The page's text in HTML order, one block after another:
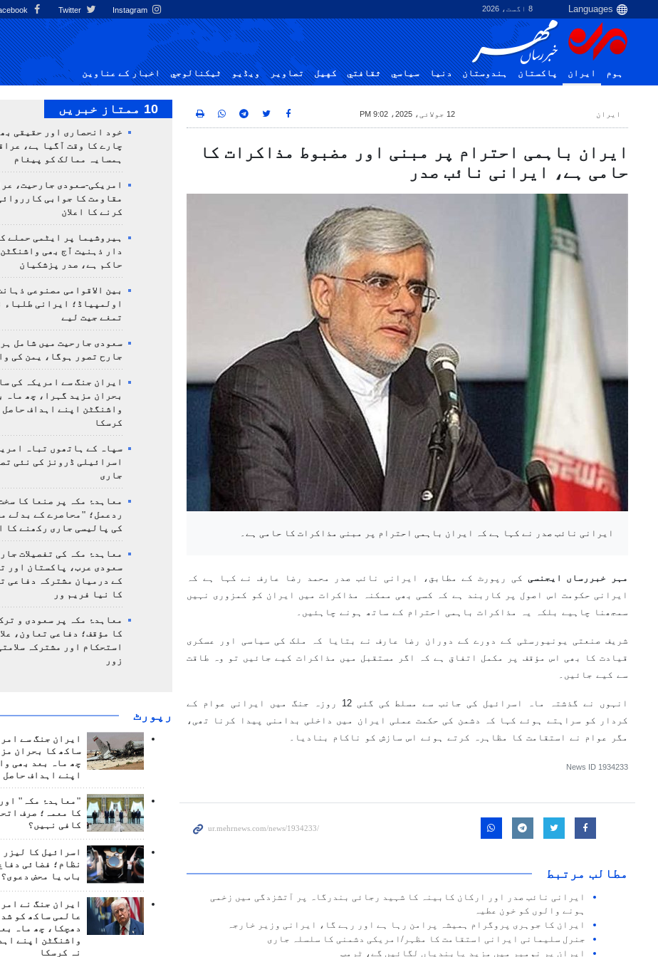
8 اگست، 2026 Instagram
ہوم ایران پاکستان ہندوستان دنیا سياسي ثقافتي کهيل تصاوير ویڈیو ٹيكنالوجي اخبار کے عناوین
ایران 12 جولائی، 2025، 9:02 PM
ایران باہمی احترام پر مبنی اور مضبوط مذاکرات کا
حامی ہے، ایرانی نائب صدر
ایرانی نائب صدر نے کہا ہے کہ ایران باہمی احترام پر مبنی مذاکرات کا حامی ہے۔
مہر خبررساں ایجنسی کی رپورٹ کے مطابق، ایرانی نائب صدر محمد رضا عارف نے کہا ہے کہ
ایرانی حکومت اس اصول پر کاربند ہے کہ کسی بھی ممکنہ مذاکرات میں ایران کو کمزوری نہیں
سمجھنا چاہیے بلکہ یہ مذاکرات باہمی احترام کے ساتھ ہونے چاہئیں۔
شریف صنعتی یونیورسٹی کے دورے کے دوران رضا عارف نے بتایا کہ ملک کی سیاسی اور عسکری
قیادت کا بھی اس مؤقف پر مکمل اتفاق ہے کہ اگر مستقبل میں مذاکرات کیے جائیں تو وہ طاقت
سے کیے جائیں۔
انہوں نے گذشتہ ماہ اسرائیل کی جانب سے مسلط کی گئی 12 روزہ جنگ میں ایرانی عوام کے
کردار کو سراہتے ہوئے کہا کہ دشمن کی حکمت عملی ایران میں داخلی بدامنی پیدا کرنا تھی،
مگر عوام نے استقامت کا مظاہرہ کرتے ہوئے اس سازش کو ناکام بنادیا۔
News ID 1934233
مطالب مرتبط
ایرانی نائب صدر اور ارکان کابینہ کا شہید رجائی بندرگاہ پر آتشزدگی میں زخمی
ہونے والوں کو خون عطیہ
ایران کا جوہری پروگرام ہمیشہ پرامن رہا ہے اور رہے گا، ایرانی وزیر خارجہ
جنرل سلیمانی ایرانی استقامت کا مظہر/امریکی دشمنی کا سلسلہ جاری
ایران پر نومبر میں مزید پابندیاں لگائیں گے، ٹرمپ
10 ممتاز خبریں
خود انحصاری اور حقیقی
چارے کا وقت آگیا ہے،
ہمسایہ ممالک کو پیغام
امریکی-سعودی جارحیت،
مقاومت کا جوابی
کرنے کا اعلان
ہیروشیما پر ایٹمی حملے
دار ذہنیت آج بھی واشنگٹن
حاکم ہے، صدر پزشکیان
بین الاقوامی مصنوعی
تمغے جیت لیے
سعودی جارحیت میں شامل
جارح تصور ہوگا، یمن کی
ایران جنگ سے امریکہ کی
بحران مزید گہرا، چھ ماہ
واشنگٹن اپنے اہداف حاصل
کرسکا
سپاہ کے ہاتھوں تباہ
اسرائیلی ڈرونز کی نئی
جاری
معاہدۂ مکہ پر صنعا کا
ردعمل؛ "محاصرے کے بدلے
کی پالیسی جاری رکھنے کا
معاہدۂ مکہ کی تفصیلات
سعودی عرب، پاکستان اور
کے درمیان مشترکہ دفاعی
کا نیا فریم ور
معاہدۂ مکہ پر سعودی و
کا مؤقف؛ دفاعی تعاون،
استحکام اور مشترکہ
زور
رپورٹ
ایران جنگ سے
ساکھ کا بحران
چھ ماہ بعد بھی
اپنے اہداف حاصل
"معاہدۂ مکہ" اور
کا معمہ؛ صرف
کافی نہیں؟
اسرائیل کا لیزر
نظام؛ فضائی
باب یا محض دعوی؟
ایران جنگ نے
عالمی ساکھ کو
دھچکا، چھ ماہ
واشنگٹن اپنے
نہ کرسکا